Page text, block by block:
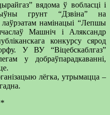
вядома ў вобласці і
грунт “Дзвіна” на
лаўрэатам намінацыі “Лепшы
Машніч і Аляксандр
конкурсу сярод
У ВУ “Віцебскаблгаз”
у добраўпарадкаванні,
лёгка, утрымацца –